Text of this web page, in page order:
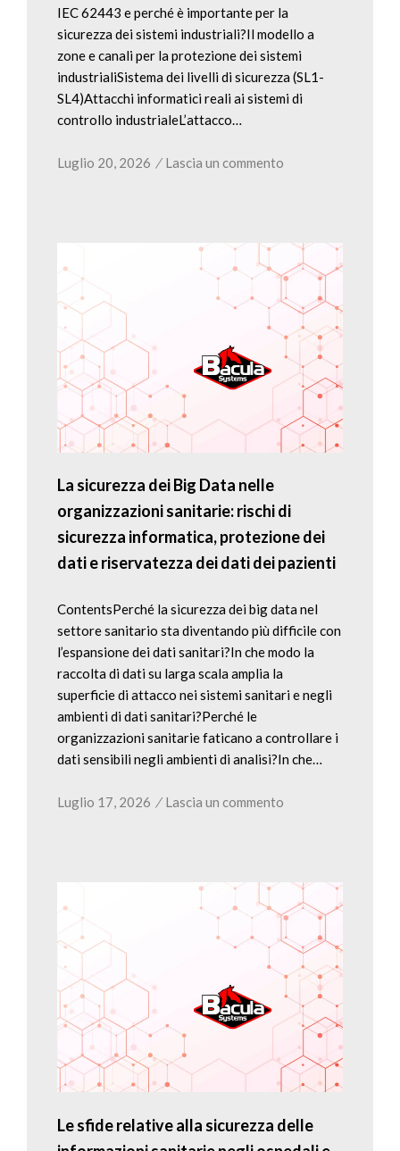
IEC 62443 e perché è importante per la
sicurezza dei sistemi industriali?Il modello a
zone e canali per la protezione dei sistemi
industrialiSistema dei livelli di sicurezza (SL1-
SL4)Attacchi informatici reali ai sistemi di
controllo industrialeL’attacco…
Luglio 20, 2026 / Lascia un commento
La sicurezza dei Big Data nelle
organizzazioni sanitarie: rischi di
sicurezza informatica, protezione dei
dati e riservatezza dei dati dei pazienti
ContentsPerché la sicurezza dei big data nel
settore sanitario sta diventando più difficile con
l’espansione dei dati sanitari?In che modo la
raccolta di dati su larga scala amplia la
superficie di attacco nei sistemi sanitari e negli
ambienti di dati sanitari?Perché le
organizzazioni sanitarie faticano a controllare i
dati sensibili negli ambienti di analisi?In che…
Luglio 17, 2026 / Lascia un commento
Le sfide relative alla sicurezza delle